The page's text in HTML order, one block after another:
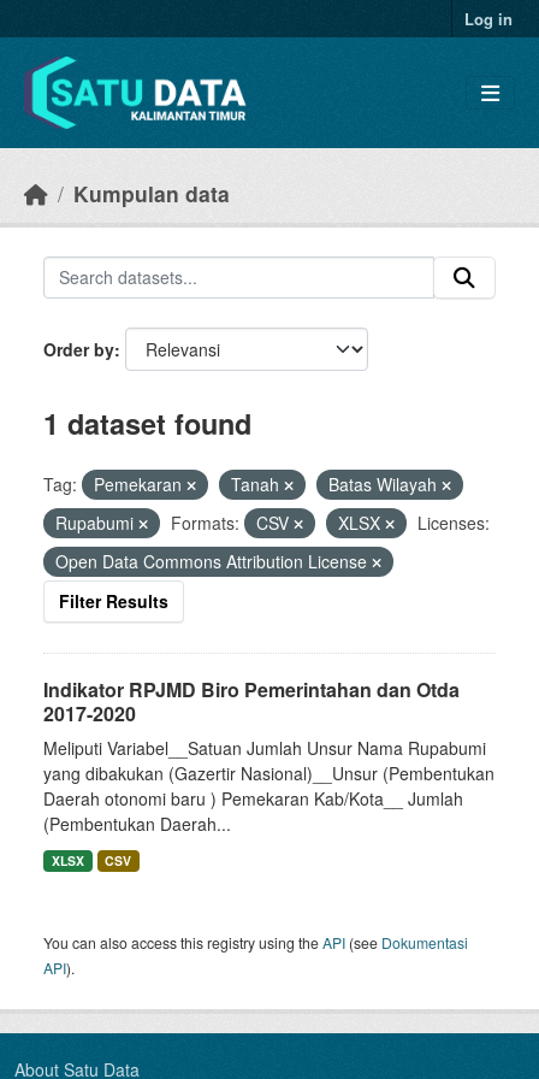
Log in
Kumpulan data
Order by
1 dataset found
Tag: Pemekaran Tanah
Batas Wilayah
Rupabumi
Formats: CSV XLSX
Licenses:
Open Data Commons Attribution License
Filter Results
Indikator RPJMD Biro Pemerintahan dan Otda
2017-2020
Meliputi Variabel__Satuan Jumlah Unsur Nama Rupabumi
yang dibakukan (Gazertir Nasional)__Unsur (Pembentukan
Daerah otonomi baru ) Pemekaran Kab/Kota__ Jumlah
(Pembentukan Daerah...
XLSX CSV
You can also access this registry using theAPI (see Dokumentasi
API).
About Satu Data